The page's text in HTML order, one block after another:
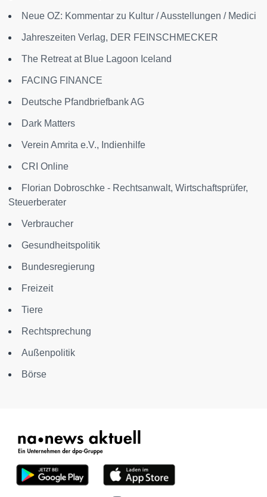
Neue OZ: Kommentar zu Kultur / Ausstellungen / Medici
Jahreszeiten Verlag, DER FEINSCHMECKER
The Retreat at Blue Lagoon Iceland
FACING FINANCE
Deutsche Pfandbriefbank AG
Dark Matters
Verein Amrita e.V., Indienhilfe
CRI Online
Florian Dobroschke - Rechtsanwalt, Wirtschaftsprüfer,
Steuerberater
Verbraucher
Gesundheitspolitik
Bundesregierung
Freizeit
Tiere
Rechtsprechung
Außenpolitik
Börse